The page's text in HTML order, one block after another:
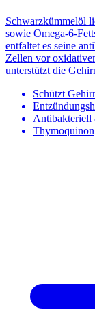
Schwarzkümmelöl
sowie Omega-6-
entfaltet es seine
Zellen vor
unterstützt die
Schützt
Thymoquinon